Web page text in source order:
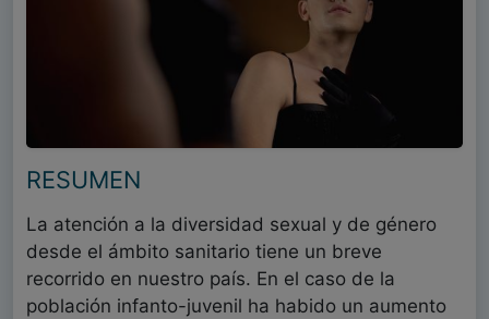
RESUMEN
La atención a la diversidad sexual y de género
desde el ámbito sanitario tiene un breve
recorrido en nuestro país. En el caso de la
población infanto-juvenil ha habido un aumento